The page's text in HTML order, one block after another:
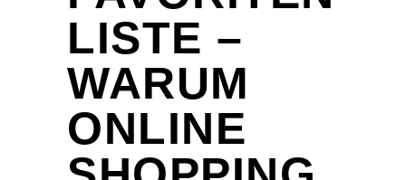
LISTE –
WARUM
ONLINE